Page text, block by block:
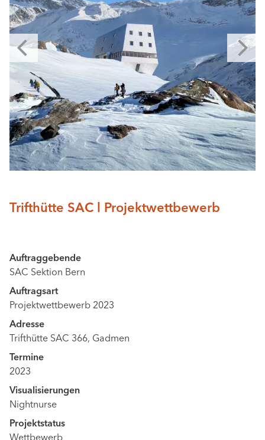
Trifthütte SAC l Projektwettbewerb
Auftraggebende
SAC Sektion Bern
Auftragsart
Projektwettbewerb 2023
Adresse
Trifthütte SAC 366, Gadmen
Termine
2023
Visualisierungen
Nightnurse
Projektstatus